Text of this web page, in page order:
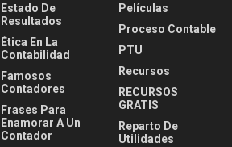
Estado De
Resultados
Ética En La
Contabilidad
Famosos
Contadores
Frases Para
Enamorar A Un
Contador
Películas
Proceso Contable
PTU
Recursos
RECURSOS
GRATIS
Reparto De
Utilidades